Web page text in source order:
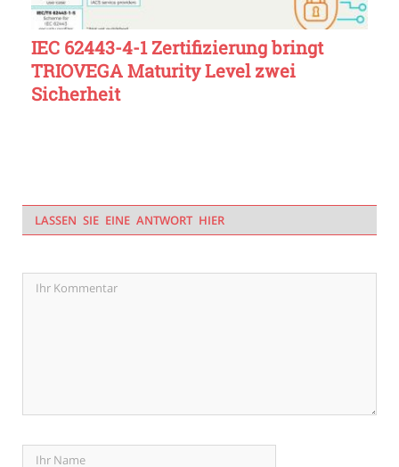
IEC 62443-4-1 Zertifizierung bringt
TRIOVEGA Maturity Level zwei
Sicherheit
LASSEN SIE EINE ANTWORT HIER